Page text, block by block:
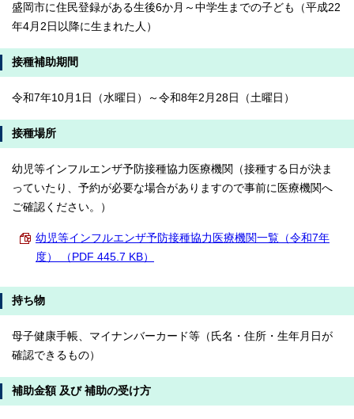
盛岡市に住民登録がある生後6か月～中学生までの子ども（平成22
年4月2日以降に生まれた人）
接種補助期間
令和7年10月1日（水曜日）～令和8年2月28日（土曜日）
接種場所
幼児等インフルエンザ予防接種協力医療機関（接種する日が決ま
っていたり、予約が必要な場合がありますので事前に医療機関へ
ご確認ください。）
幼児等インフルエンザ予防接種協力医療機関一覧（令和7年
度） （PDF 445.7 KB）
持ち物
母子健康手帳、マイナンバーカード等（氏名・住所・生年月日が
確認できるもの）
補助金額 及び 補助の受け方